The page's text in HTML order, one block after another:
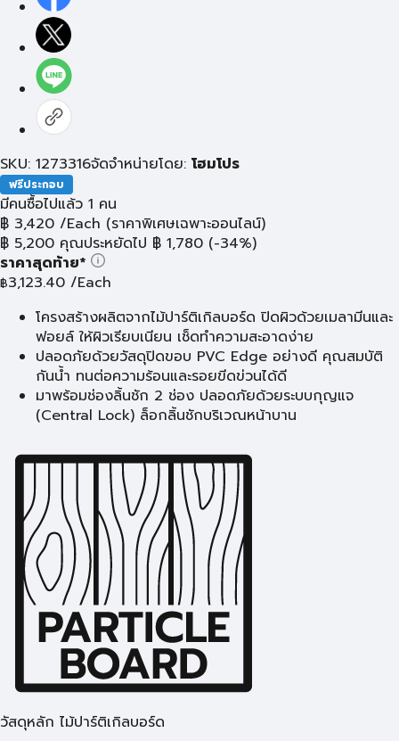
SKU: 1273316จัดจำหน่ายโดย: โฮมโปร
ฟรีประกอบ
มีคนซื้อไปแล้ว 1 คน
฿ 3,420 /Each (ราคาพิเศษเฉพาะออนไลน์)
฿ 5,200 คุณประหยัดไป ฿ 1,780 (-34%)
ราคาสุดท้าย*
฿3,123.40 /Each
โครงสร้างผลิตจากไม้ปาร์ติเกิลบอร์ด ปิดผิวด้วยเมลามีนและ
ฟอยล์ ให้ผิวเรียบเนียน เช็ดทำความสะอาดง่าย
ปลอดภัยด้วยวัสดุปิดขอบ PVC Edge อย่างดี คุณสมบัติ
กันน้ำ ทนต่อความร้อนและรอยขีดข่วนได้ดี
มาพร้อมช่องลิ้นชัก 2 ช่อง ปลอดภัยด้วยระบบกุญแจ
(Central Lock) ล็อกลิ้นชักบริเวณหน้าบาน
วัสดุหลัก ไม้ปาร์ติเกิลบอร์ด